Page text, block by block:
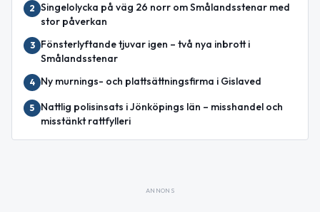
2 Singelolycka på väg 26 norr om Smålandsstenar med
stor påverkan
3
Fönsterlyftande tjuvar igen – två nya inbrott i
Smålandsstenar
4 Ny murnings- och plattsättningsfirma i Gislaved
5
Nattlig polisinsats i Jönköpings län – misshandel och
misstänkt rattfylleri
ANNONS